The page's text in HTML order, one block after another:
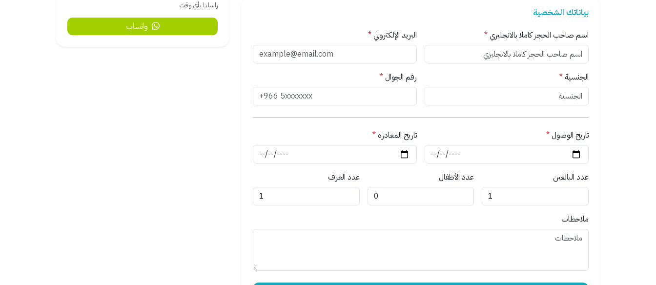
بياناتك الشخصية
اسم صاحب الحجز كاملا بالانجليزي* البريد الإلكتروني*
الجنسية * رقم الجوال*
تاريخ الوصول* تاريخ المغادرة*
عدد البالغين عدد الأطفال عدد الغرف
ملاحظات
راسلنا بأي وقت
واتساب